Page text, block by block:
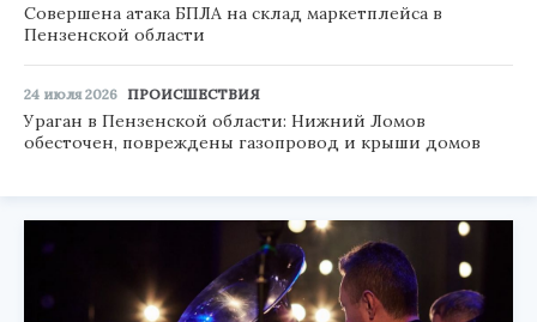
Совершена атака БПЛА на склад маркетплейса в
Пензенской области
24 июля 2026 ПРОИСШЕСТВИЯ
Ураган в Пензенской области: Нижний Ломов
обесточен, повреждены газопровод и крыши домов